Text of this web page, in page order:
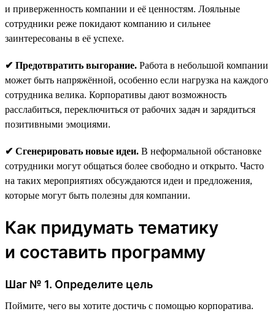
и приверженность компании и её ценностям. Лояльные
сотрудники реже покидают компанию и сильнее
заинтересованы в её успехе.
✔ Предотвратить выгорание. Работа в небольшой компании
может быть напряжённой, особенно если нагрузка на каждого
сотрудника велика. Корпоративы дают возможность
расслабиться, переключиться от рабочих задач и зарядиться
позитивными эмоциями.
✔ Сгенерировать новые идеи. В неформальной обстановке
сотрудники могут общаться более свободно и открыто. Часто
на таких мероприятиях обсуждаются идеи и предложения,
которые могут быть полезны для компании.
Как придумать тематику
и составить программу
Шаг № 1. Определите цель
Поймите, чего вы хотите достичь с помощью корпоратива.